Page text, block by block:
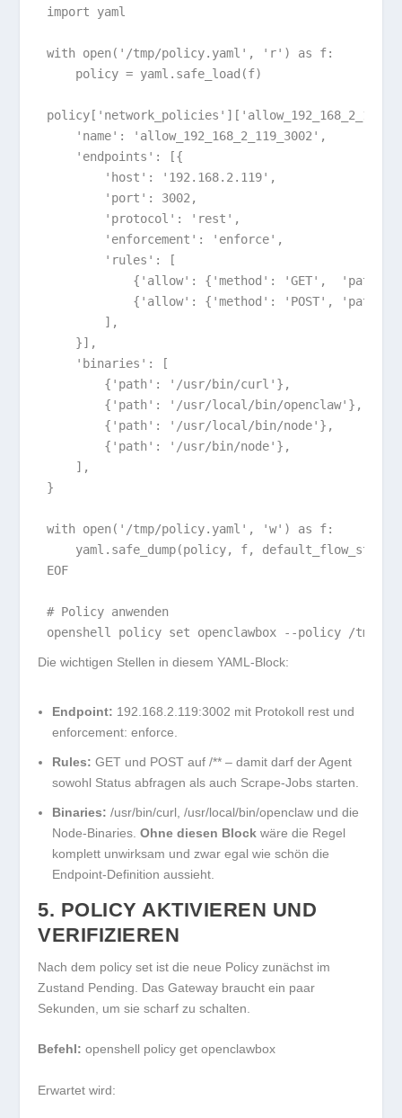
import yaml
with open('/tmp/policy.yaml', 'r') as f:
    policy = yaml.safe_load(f)
    'name': 'allow_192_168_2_119_3002',
    'endpoints': [{
        'host': '192.168.2.119',
        'port': 3002,
        'protocol': 'rest',
        'enforcement': 'enforce',
        'rules': [
{'allow': {'method': 'GET',  'path':
{'allow': {'method': 'POST', 'path':
        ],
    }],
    'binaries': [
        {'path': '/usr/bin/curl'},
        {'path': '/usr/local/bin/openclaw'},
        {'path': '/usr/local/bin/node'},
        {'path': '/usr/bin/node'},
    ],
}
with open('/tmp/policy.yaml', 'w') as f:
yaml.safe_dump(policy, f,
EOF
# Policy anwenden
Die wichtigen Stellen in diesem YAML-Block:
Endpoint: 192.168.2.119:3002 mit Protokoll rest und
enforcement: enforce.
Rules: GET und POST auf/** – damit darf der Agent
sowohl Status abfragen als auch Scrape-Jobs starten.
Binaries: /usr/bin/curl ,/usr/local/bin/openclaw und die
Node-Binaries.Ohne diesen Block wäre die Regel
komplett unwirksam und zwar egal wie schön die
Endpoint-Definition aussieht.
5. POLICY AKTIVIEREN UND
VERIFIZIEREN
Nach dem policy set ist die neue Policy zunächst im
Zustand Pending . Das Gateway braucht ein paar
Sekunden, um sie scharf zu schalten.
Befehl: openshell policy get openclawbox
Erwartet wird: